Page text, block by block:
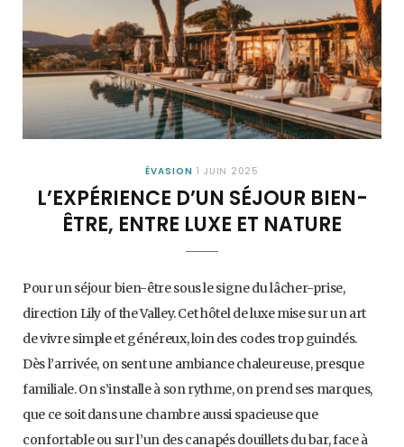
ÉVASION 1 JUIN 2025
L’EXPÉRIENCE D’UN SÉJOUR BIEN-
ÊTRE, ENTRE LUXE ET NATURE
Pour un séjour bien-être sous le signe du lâcher-prise,
direction Lily of the Valley. Cet hôtel de luxe mise sur un art
de vivre simple et généreux, loin des codes trop guindés.
Dès l’arrivée, on sent une ambiance chaleureuse, presque
familiale. On s’installe à son rythme, on prend ses marques,
que ce soit dans une chambre aussi spacieuse que
confortable ou sur l’un des canapés douillets du bar, face à